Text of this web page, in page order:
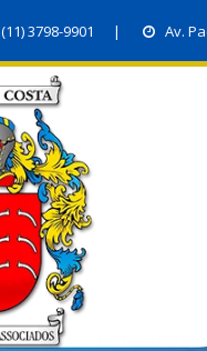
(11) 3798-9901 Av.